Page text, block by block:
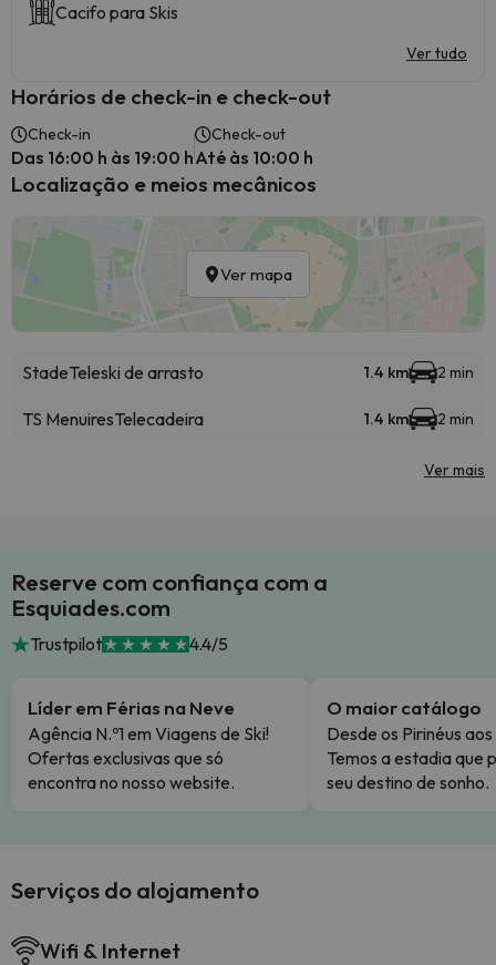
Cacifo para Skis
Ver tudo
Horários de check-in e check-out
Check-in
Das 16:00 h às 19:00 h
Check-out
Até às 10:00 h
Localização e meios mecânicos
Ver mapa
StadeTeleski de arrasto 1.4 km 2 min
TS MenuiresTelecadeira 1.4 km 2 min
Ver mais
Reserve com confiança com a
Esquiades.com
Trustpilot 4.4/5
Líder em Férias na Neve
Agência N.º1 em Viagens de Ski!
Ofertas exclusivas que só
encontra no nosso website.
O maior catálogo
Desde os Pirinéus
Temos a estadia que
seu destino de sonho.
Serviços do alojamento
Wifi & Internet